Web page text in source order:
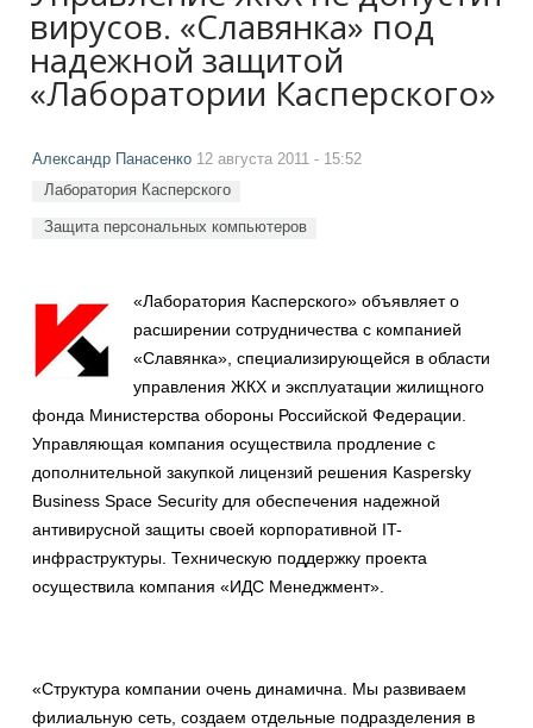
вирусов. «Славянка» под
надежной защитой
«Лаборатории Касперского»
Александр Панасенко 12 августа 2011 - 15:52
Лаборатория Касперского
Защита персональных компьютеров
«Лаборатория Касперского» объявляет о
расширении сотрудничества с компанией
«Славянка», специализирующейся в области
управления ЖКХ и эксплуатации жилищного
фонда Министерства обороны Российской Федерации.
Управляющая компания осуществила продление с
дополнительной закупкой лицензий решения Kaspersky
Business Space Security для обеспечения надежной
антивирусной защиты своей корпоративной IT-
инфраструктуры. Техническую поддержку проекта
осуществила компания «ИДС Менеджмент».
«Структура компании очень динамична. Мы развиваем
филиальную сеть, создаем отдельные подразделения в